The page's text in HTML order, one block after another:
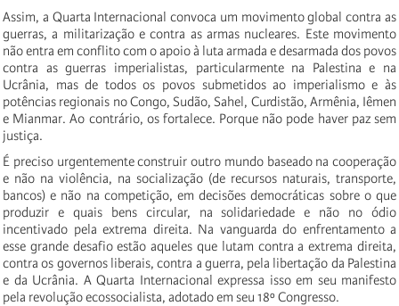
Assim, a Quarta Internacional convoca um movimento global contra as
guerras, a militarização e contra as armas nucleares. Este movimento
não entra em conflito com o apoio à luta armada e desarmada dos povos
contra as guerras imperialistas, particularmente na Palestina e na
Ucrânia, mas de todos os povos submetidos ao imperialismo e às
potências regionais no Congo, Sudão, Sahel, Curdistão, Armênia, Iêmen
e Mianmar. Ao contrário, os fortalece. Porque não pode haver paz sem
justiça.
É preciso urgentemente construir outro mundo baseado na cooperação
e não na violência, na socialização (de recursos naturais, transporte,
bancos) e não na competição, em decisões democráticas sobre o que
produzir e quais bens circular, na solidariedade e não no ódio
incentivado pela extrema direita. Na vanguarda do enfrentamento a
esse grande desafio estão aqueles que lutam contra a extrema direita,
contra os governos liberais, contra a guerra, pela libertação da Palestina
e da Ucrânia. A Quarta Internacional expressa isso em seu manifesto
pela revolução ecossocialista, adotado em seu 18º Congresso.